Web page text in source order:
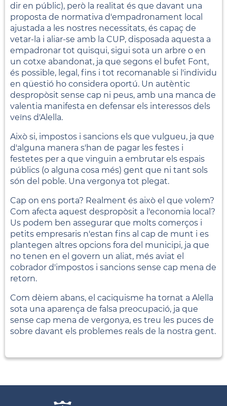
dir en públic), però la realitat és que davant una
proposta de normativa d'empadronament local
ajustada a les nostres necessitats, és capaç de
vetar-la i aliar-se amb la CUP, disposada aquesta a
empadronar tot quisqui, sigui sota un arbre o en
un cotxe abandonat, ja que segons el bufet Font,
és possible, legal, fins i tot recomanable si l'individu
en qüestió ho considera oportú. Un autèntic
despropòsit sense cap ni peus, amb una manca de
valentia manifesta en defensar els interessos dels
veïns d'Alella.
Això si, impostos i sancions els que vulgueu, ja que
d'alguna manera s'han de pagar les festes i
festetes per a que vinguin a embrutar els espais
públics (o alguna cosa més) gent que ni tant sols
són del poble. Una vergonya tot plegat.
Cap on ens porta? Realment és això el que volem?
Com afecta aquest despropòsit a l'economia local?
Us podem ben assegurar que molts comerços i
petits empresaris n'estan fins al cap de munt i es
plantegen altres opcions fora del municipi, ja que
no tenen en el govern un aliat, més aviat el
cobrador d'impostos i sancions sense cap mena de
retorn.
Com dèiem abans, el caciquisme ha tornat a Alella
sota una aparença de falsa preocupació, ja que
sense cap mena de vergonya, es treu les puces de
sobre davant els problemes reals de la nostra gent.